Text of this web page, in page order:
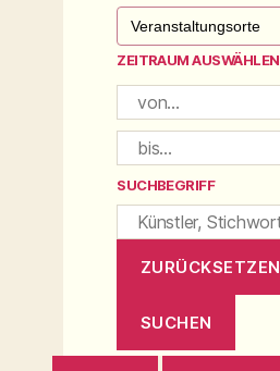
ZEITRAUM AUSWÄHLEN
SUCHBEGRIFF